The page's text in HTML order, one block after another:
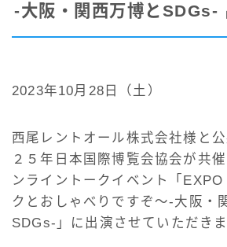
-大阪・関西万博とSDGs-
2023年10月28日（土）
西尾レントオール株式会社様と
２５年日本国際博覧会協会が共
ンライントークイベント「
クとおしゃべりですぞ～-大阪・
SDGs-」に出演させていただきま